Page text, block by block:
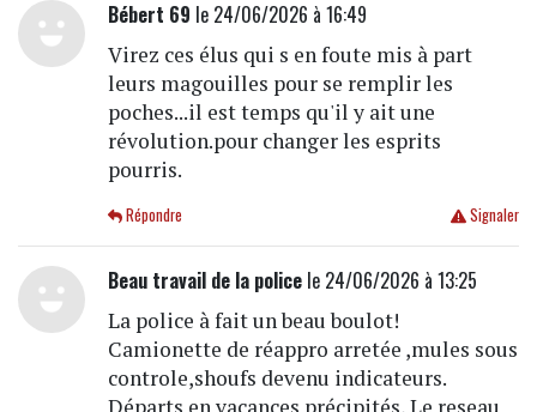
Bébert 69 le 24/06/2026 à 16:49
Virez ces élus qui s en foute mis à part
leurs magouilles pour se remplir les
poches...il est temps qu'il y ait une
révolution.pour changer les esprits
pourris.
Signaler
Répondre
Beau travail de la policele 24/06/2026 à 13:25
La police à fait un beau boulot!
Camionette de réappro arretée ,mules sous
controle,shoufs devenu indicateurs.